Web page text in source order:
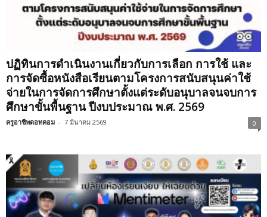
ปฏิทินการดำเนินงานเกี่ยวกับการเลือก การใช้ และ
การจัดซื้อหนังสือเรียนตามโครงการสนับสนุนค่าใช้
จ่ายในการจัดการศึกษาตั้งแต่ระดับอนุบาลจนจบการ
ศึกษาขั้นพื้นฐาน ปีงบประมาณ พ.ศ. 2569
ครูอาชีพดอทคอม - 7 มีนาคม 2569 0